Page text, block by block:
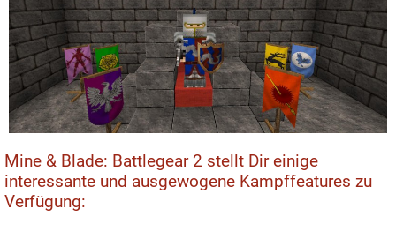
Mine & Blade: Battlegear 2 stellt Dir einige
interessante und ausgewogene Kampffeatures zu
Verfügung: